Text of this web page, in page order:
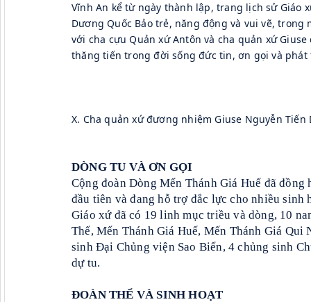
Vĩnh An kể từ ngày thành lập, trang lịch sử Giáo
Dương Quốc Bảo trẻ, năng động và vui vẽ,
với cha cựu Quản xứ Antôn và cha quản xứ
thăng tiến trong đời sống đức tin, ơn gọi và phát
X. Cha quản xứ đương nhiệm Giuse Nguyễn Tiến
DÒNG TU VÀ ƠN GỌI
Cộng đoàn Dòng Mến Thánh Giá Huế đã
đầu tiên và đang hỗ trợ đắc lực cho nhiều sinh
Giáo xứ đã có 19 linh mục triều và dòng, 10
Thế, Mến Thánh Giá Huế, Mến Thánh Giá
sinh Đại Chủng viện Sao Biển, 4 chủng sinh
dự tu.
ĐOÀN THỂ VÀ SINH HOẠT